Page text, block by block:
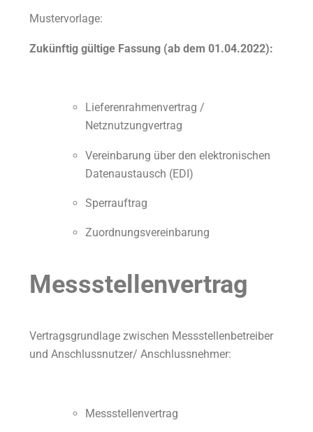
Mustervorlage:
Zukünftig gültige Fassung (ab dem 01.04.2022):
Lieferenrahmenvertrag /
Netznutzungvertrag
Vereinbarung über den elektronischen
Datenaustausch (EDI)
Sperrauftrag
Zuordnungsvereinbarung
Messstellenvertrag
Vertragsgrundlage zwischen Messstellenbetreiber
und Anschlussnutzer/ Anschlussnehmer:
Messstellenvertrag